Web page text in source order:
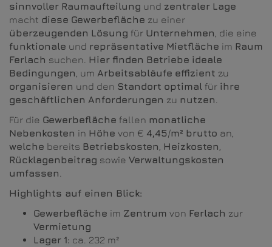
sinnvoller Raumaufteilung und zentraler Lage
macht diese Gewerbefläche zu einer
überzeugenden Lösung für Unternehmen , die eine
funktionale und repräsentative Mietfläche im Raum
Ferlach suchen. Hier finden Betriebe ideale
Bedingungen , um Arbeitsabläufe effizient zu
organisieren und den Standort optimal für ihre
geschäftlichen Anforderungen zu nutzen
Für die Gewerbefläche fallen monatliche
Nebenkosten in Höhe von € 4,45/m² brutto an,
welche bereits Betriebskosten Heizkosten
Rücklagenbeitrag sowie Verwaltungskosten
umfassen
Highlights auf einen Blick:
Gewerbefläche im Zentrum von Ferlach zur
Vermietung
Lager 1: ca. 232 m²